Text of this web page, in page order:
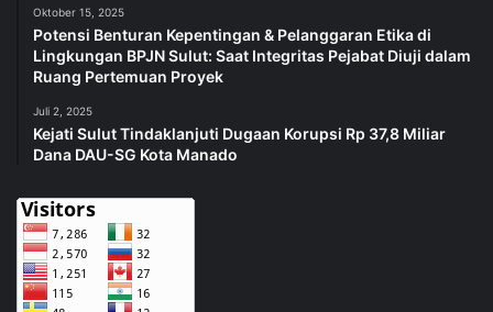
Oktober 15, 2025
Potensi Benturan Kepentingan & Pelanggaran Etika di
Lingkungan BPJN Sulut: Saat Integritas Pejabat Diuji dalam
Ruang Pertemuan Proyek
Juli 2, 2025
Kejati Sulut Tindaklanjuti Dugaan Korupsi Rp 37,8 Miliar
Dana DAU-SG Kota Manado